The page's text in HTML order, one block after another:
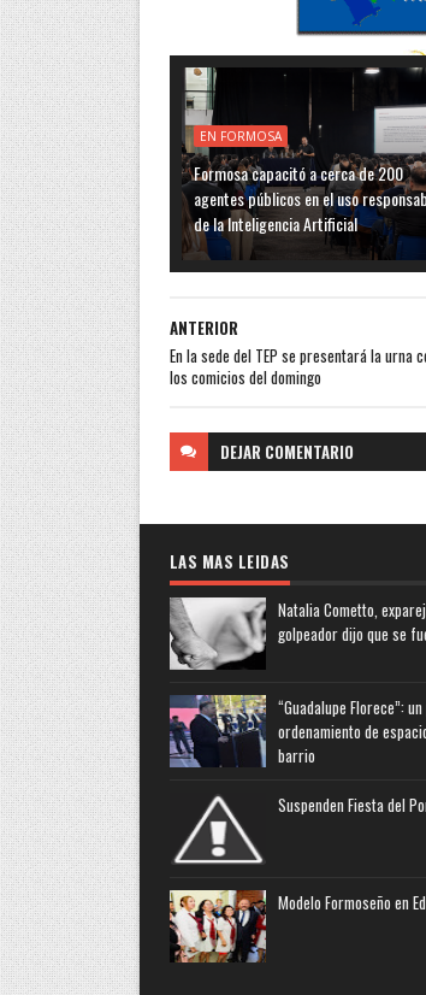
EN FORMOSA
Formosa capacitó a cerca de 200
agentes públicos en el uso
de la Inteligencia Artificial
ANTERIOR
En la sede del TEP se presentará la urna
los comicios del domingo
DEJAR COMENTARIO
LAS MAS LEIDAS
Natalia Cometto,
golpeador dijo que se
“Guadalupe Florece”:
ordenamiento de
barrio
Suspenden Fiesta del
Modelo Formoseño en